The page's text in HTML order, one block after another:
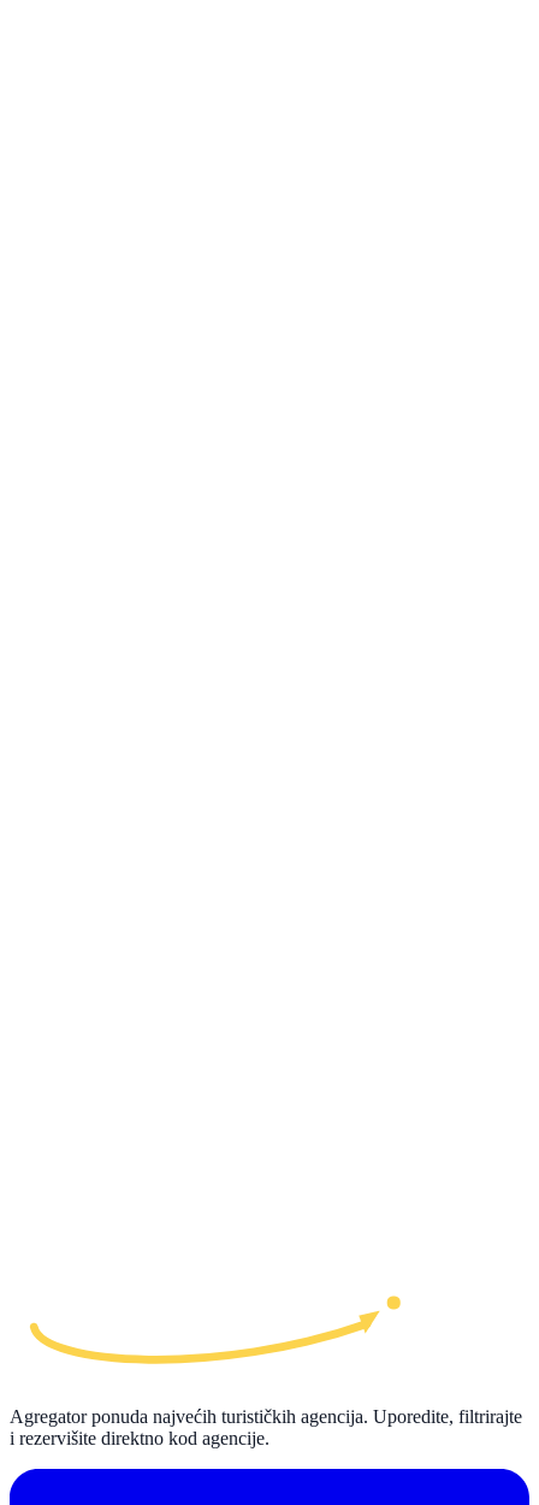
Agregator ponuda najvećih turističkih agencija. Uporedite, filtrirajte
i rezervišite direktno kod agencije.